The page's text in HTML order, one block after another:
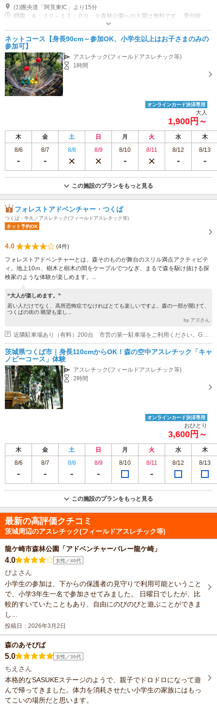
(1)圏央道「阿見東IC」より15分
開園：８：３０～１７：００ ※森林公園への入園は無料です。 受付時
間：９：００～１５：００ ※季節等により受付時間は変動します。 定休
ネットコース【身長90cm～参加OK、小学生以上はお子さまのみの
参加可】
アスレチック(フィールドアスレチック等)
1時間
オンラインカード決済専用
大人
1,900円～
木 金 土 日 月 火 水
木
8/6
8/7 8/8 8/9 8/10 8/11 8/12 8/13
この施設のプランをもっと見る
フォレストアドベンチャー・つくば
つくば・牛久／アスレチック(フィールドアスレチック等)
ネット予約OK
4.0
(4件)
フォレストアドベンチャーとは、森そのものが舞台のスリル満点アクティビテ
ィ。地上10ｍ、樹木と樹木の間をケーブルでつなぎ、まるで森を駆け抜ける探
検家のような体験が楽しめます。...
“大人が楽しめます。”
若い人だけでなく、高所恐怖症でなければとても楽しいですよ。森の一部が開けて、
つくばの街の 眺望も楽し...
by アズさん
近隣駐車場あり（有料）200台 市営の第一駐車場をご利用ください。GWや梅まつり等、季節やイベントで満車になる場合がございます。お早目のご到着をお願いいたします。
茨城県つくば市｜身長110cmからOK！森の空中アスレチック「キャ
ノピーコース」体験
アスレチック(フィールドアスレチック等)
2時間
オンラインカード決済専用
おひとり
3,600円～
木 金 土 日 月 火 水
木
8/6
8/7 8/8 8/9 8/10 8/11 8/12 8/13
この施設のプランをもっと見る
最新の高評価クチコミ
茨城周辺のアスレチック(フィールドアスレチック等)
龍ケ崎市森林公園「アドベンチャーバレー龍ケ崎」
4.0 女性／40代
ぴよさん
小学生の参加は、下からの保護者の見守りで利用可能ということ
で、小学3年生一名で参加させてみました。 日曜日でしたが、比
較的すいていたこともあり、自由にのびのびと遊ぶことができま
し...
投稿日：2026年3月2日
森のあそびば
5.0 女性／30代
ちえさん
本格的なSASUKEステージのようで、親子でドロドロになって遊
んで帰ってきました。体力を消耗させたい小学生の家族にはもっ
てこいの場所だと思います。